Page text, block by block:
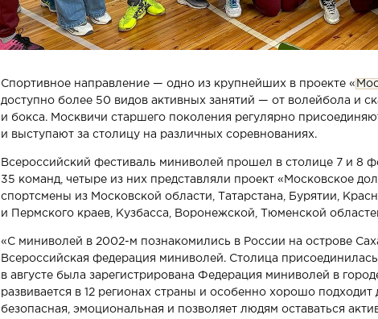
Спортивное направление — одно из крупнейших в проекте «
доступно более 50 видов активных занятий — от волейбола и
и бокса. Москвичи старшего поколения регулярно
и выступают за столицу на различных соревнованиях.
Всероссийский фестиваль миниволей прошел в столице 7 и 8
35 команд, четыре из них представляли проект «Московское
спортсмены из Московской области, Татарстана, Бурятии,
и Пермского краев, Кузбасса, Воронежской, Тюменской
«С миниволей в 2002-м познакомились в России на острове
Всероссийская федерация миниволей. Столица
в августе была зарегистрирована Федерация миниволей в
развивается в 12 регионах страны и особенно хорошо подходит
безопасная, эмоциональная и позволяет людям оставаться